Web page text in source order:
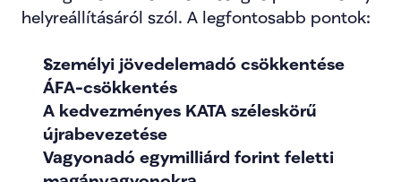
helyreállításáról szól. A legfontosabb pontok:
Személyi jövedelemadó csökkentése
ÁFA-csökkentés
A kedvezményes KATA széleskörű
újrabevezetése
Vagyonadó egymilliárd forint feletti